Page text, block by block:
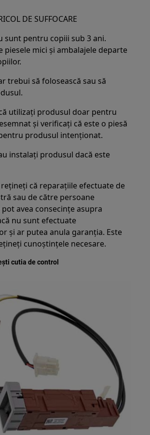
DE SUFFOCARE
sunt pentru copiii sub 3 ani.
piesele mici și ambalajele departe
trebui să folosească sau să
utilizați produsul doar pentru
și verificați că este o piesă
produsul intenționat.
instalați produsul dacă este
că reparațiile efectuate de
sau de către persoane
avea consecințe asupra
nu sunt efectuate
și ar putea anula garanția. Este
cunoștințele necesare.
cutia de control